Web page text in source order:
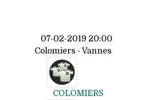
07-02-2019 20:00
Colomiers - Vannes
COLOMIERS